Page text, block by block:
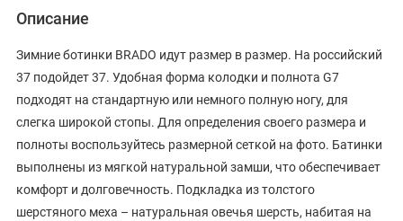
Описание
Зимние ботинки BRADO идут размер в размер. На российский
37 подойдет 37. Удобная форма колодки и полнота G7
подходят на стандартную или немного полную ногу, для
слегка широкой стопы. Для определения своего размера и
полноты воспользуйтесь размерной сеткой на фото. Батинки
выполнены из мягкой натуральной замши, что обеспечивает
комфорт и долговечность. Подкладка из толстого
шерстяного меха – натуральная овечья шерсть, набитая на